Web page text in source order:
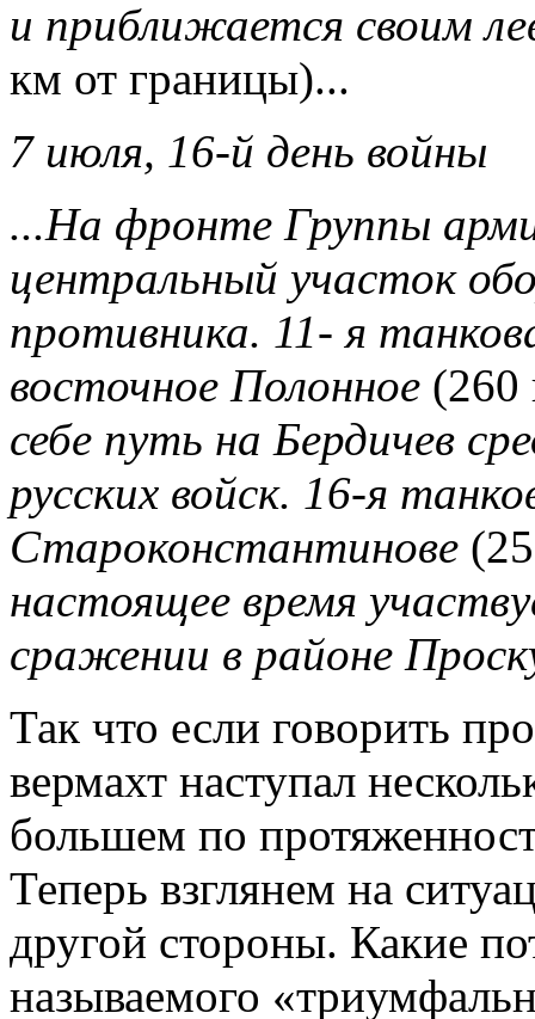
и приближается своим
км от границы)...
7 июля, 16-й день войны
...На фронте Группы
центральный участок
противника. 11- я
восточное Полонное
себе путь на Бердичев
русских войск. 16-я
Староконстантинове
настоящее время
сражении в районе
Так что если говорить
вермахт наступал
большем по
Теперь взглянем на
другой стороны. Какие
называемого